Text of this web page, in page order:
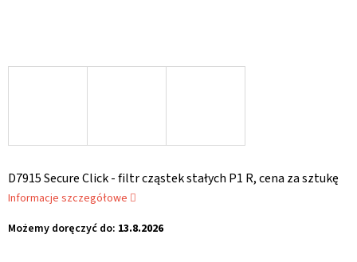
Możemy doręczyć do: 13.8.2026
D7915 Secure Click - filtr cząstek stałych P1 R, cena za sztukę
Informacje szczegółowe